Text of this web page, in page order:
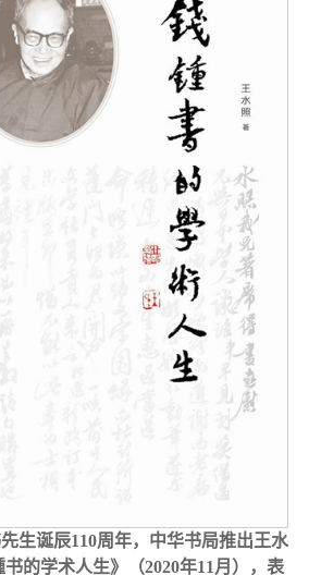
生诞辰110周年，中华书局推出王水
的学术人生》（2020年11月），表